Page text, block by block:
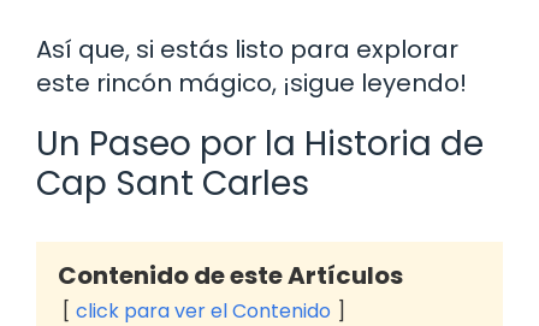
Así que, si estás listo para explorar
este rincón mágico, ¡sigue leyendo!
Un Paseo por la Historia de
Cap Sant Carles
Contenido de este Artículos
click para ver el Contenido